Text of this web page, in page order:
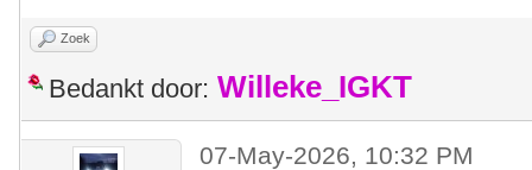
Zoek
Bedankt door: Willeke_IGKT
07-May-2026, 10:32 PM